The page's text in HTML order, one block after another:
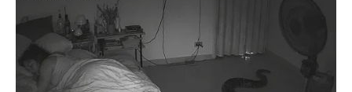
Suministrada
Afectaciones por la lluvia en Lebrija (Santander)